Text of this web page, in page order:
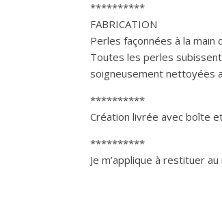
**********
FABRICATION
Perles façonnées à la main
Toutes les perles
soigneusement nettoyées
**********
Création livrée avec boîte
**********
Je m’applique à restituer